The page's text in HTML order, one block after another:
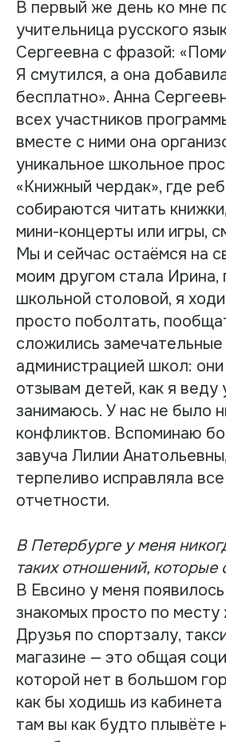
В первый же день ко мне
учительница русского
Сергеевна с фразой:
Я смутился, а она
бесплатно». Анна
всех участников
вместе с ними она
уникальное школьное
«Книжный чердак», где
собираются читать
мини-концерты или игры,
Мы и сейчас остаёмся на
моим другом стала Ирина,
школьной столовой, я
просто поболтать,
сложились
администрацией школ:
отзывам детей, как я веду
занимаюсь. У нас не было
конфликтов. Вспоминаю
завуча Лилии
терпеливо исправляла
отчетности.
В Петербурге у меня
таких отношений, которые
В Евсино у меня
знакомых просто по месту
Друзья по спортзалу,
магазине — это общая
которой нет в большом
как бы ходишь из кабинета
там вы как будто плывёте